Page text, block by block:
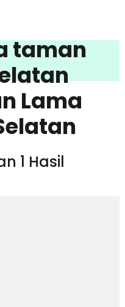
taman
Lama
1 Hasil